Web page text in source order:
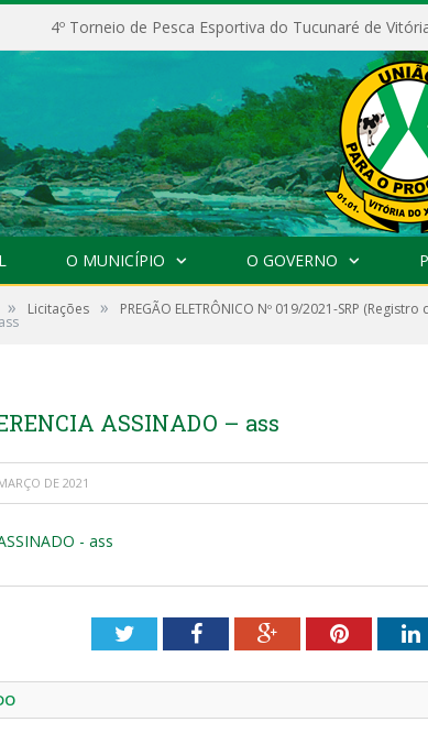
4º Torneio de Pesca Esportiva do Tucunaré de
O MUNICÍPIO O GOVERNO
» Licitações » PREGÃO ELETRÔNICO Nº 019/2021-SRP
ASSINADO – ass
DE 2021
- ass
TwitterFacebookGoogle+Pinterest